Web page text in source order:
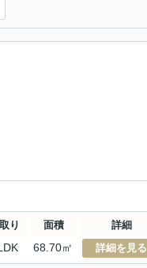
り 面積 詳細
68.70㎡ 詳細を見る